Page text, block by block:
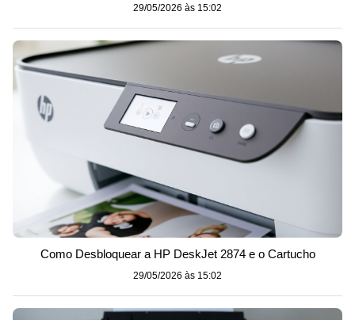
29/05/2026 às 15:02
Como Desbloquear a HP DeskJet 2874 e o Cartucho
29/05/2026 às 15:02